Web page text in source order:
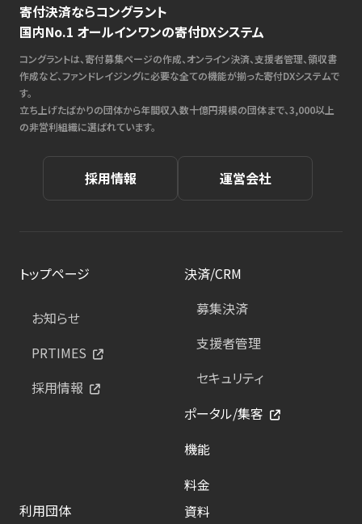
寄付決済ならコングラント
国内No.1 オールインワンの寄付DXシステム
コングラントは、寄付募集ページの作成、オンライン決済、支援者管理、領収書
作成など、ファンドレイジングに必要な全ての機能が揃った寄付DXシステムで
す。
立ち上げたばかりの団体から年間収入数十億円規模の団体まで、3,000以上
の非営利組織に選ばれています。
採用情報 運営会社
トップページ
お知らせ
PRTIMES
採用情報
決済/CRM
募集決済
支援者管理
セキュリティ
ポータル/集客
機能
料金
利用団体
資料